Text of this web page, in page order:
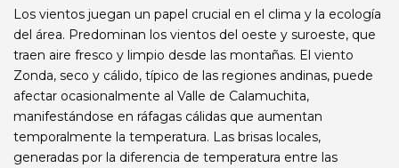
Los vientos juegan un papel crucial en el clima y la ecología
del área. Predominan los vientos del oeste y suroeste, que
traen aire fresco y limpio desde las montañas. El viento
Zonda, seco y cálido, típico de las regiones andinas, puede
afectar ocasionalmente al Valle de Calamuchita,
manifestándose en ráfagas cálidas que aumentan
temporalmente la temperatura. Las brisas locales,
generadas por la diferencia de temperatura entre las